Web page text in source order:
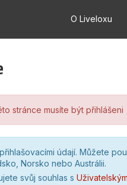
O Liveloxu
stránce musíte být přihlášeni
údají. Můžete
Norsko nebo Austrálii.
svůj souhlas s